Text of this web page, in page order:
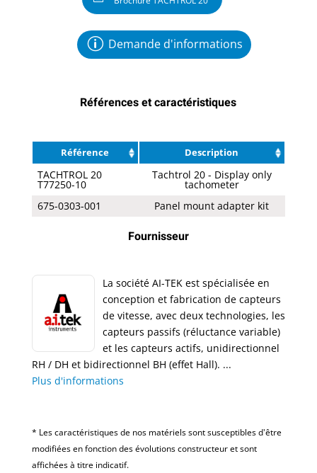
Demande d'informations
Références et caractéristiques
Référence Description
TACHTROL 20
T77250-10
Tachtrol 20 - Display only
tachometer
675-0303-001
Panel mount adapter kit
Fournisseur
La société AI-TEK est spécialisée en
conception et fabrication de capteurs
de vitesse, avec deux technologies, les
capteurs passifs (réluctance variable)
et les capteurs actifs, unidirectionnel
RH / DH et bidirectionnel BH (effet Hall). ...
Plus d'informations
* Les caractéristiques de nos matériels sont susceptibles d'être
modifiées en fonction des évolutions constructeur et sont
affichées à titre indicatif.